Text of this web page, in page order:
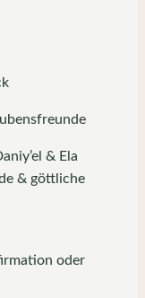
& Ela
& göttliche
oder